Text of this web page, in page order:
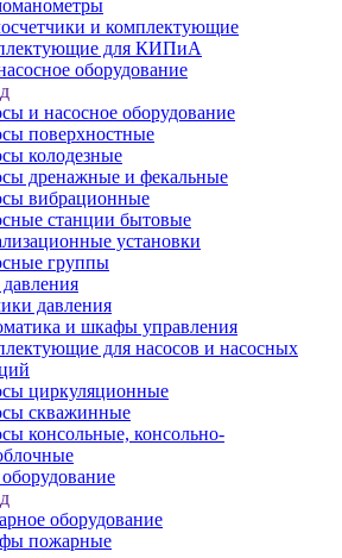
и комплектующие
для КИПиА
оборудование
и насосное оборудование
поверхностные
колодезные
дренажные и фекальные
вибрационные
станции бытовые
установки
группы
давления
и шкафы управления
для насосов и насосных
циркуляционные
скважинные
консольные, консольно-
оборудование
пожарные